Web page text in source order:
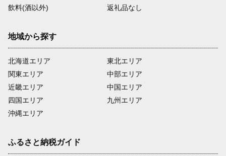
飲料(酒以外)
返礼品なし
地域から探す
北海道エリア
関東エリア
近畿エリア
四国エリア
沖縄エリア
東北エリア
中部エリア
中国エリア
九州エリア
ふるさと納税ガイド